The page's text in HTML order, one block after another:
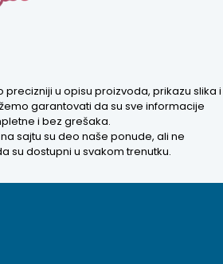
u opisu proizvoda, prikazu slika i
garantovati da su sve informacije
i bez grešaka.
sajtu su deo naše ponude, ali ne
su dostupni u svakom trenutku.